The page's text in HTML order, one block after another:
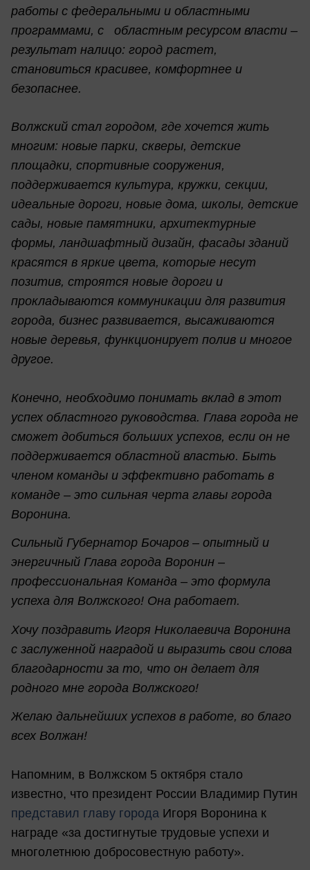
работы с федеральными и областными
программами, с областным ресурсом власти –
результат налицо: город растет,
становиться красивее, комфортнее и
безопаснее.
Волжский стал городом, где хочется жить
многим: новые парки, скверы, детские
площадки, спортивные сооружения,
поддерживается культура, кружки, секции,
идеальные дороги, новые дома, школы, детские
сады, новые памятники, архитектурные
формы, ландшафтный дизайн, фасады зданий
красятся в яркие цвета, которые несут
позитив, строятся новые дороги и
прокладываются коммуникации для развития
города, бизнес развивается, высаживаются
новые деревья, функционирует полив и многое
другое.
Конечно, необходимо понимать вклад в этот
успех областного руководства. Глава города не
сможет добиться больших успехов, если он не
поддерживается областной властью. Быть
членом команды и эффективно работать в
команде – это сильная черта главы города
Воронина.
Сильный Губернатор Бочаров – опытный и
энергичный Глава города Воронин –
профессиональная Команда – это формула
успеха для Волжского! Она работает.
Хочу поздравить Игоря Николаевича Воронина
с заслуженной наградой и выразить свои слова
благодарности за то, что он делает для
родного мне города Волжского!
Желаю дальнейших успехов в работе, во благо
всех Волжан!
Напомним, в Волжском 5 октября стало
известно, что президент России Владимир Путин
представил главу города Игоря Воронина к
награде «за достигнутые трудовые успехи и
многолетнюю добросовестную работу».